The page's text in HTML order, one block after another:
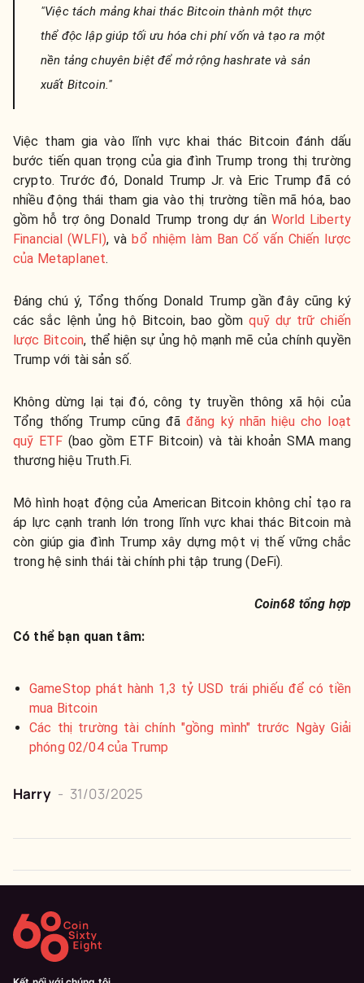
"Việc tách mảng khai thác Bitcoin thành một thực
thể độc lập giúp tối ưu hóa chi phí vốn và tạo ra một
nền tảng chuyên biệt để mở rộng hashrate và sản
xuất Bitcoin."
Việc tham gia vào lĩnh vực khai thác Bitcoin đánh dấu
bước tiến quan trọng của gia đình Trump trong thị trường
crypto. Trước đó, Donald Trump Jr. và Eric Trump đã có
nhiều động thái tham gia vào thị trường tiền mã hóa, bao
gồm hỗ trợ ông Donald Trump trong dự án World Liberty
Financial (WLFI), vàbổ nhiệm làm Ban Cố vấn Chiến lược
của Metaplanet.
Đáng chú ý, Tổng thống Donald Trump gần đây cũng ký
các sắc lệnh ủng hộ Bitcoin, bao gồmquỹ dự trữ chiến
lược Bitcoin, thể hiện sự ủng hộ mạnh mẽ của chính quyền
Trump với tài sản số.
Không dừng lại tại đó, công ty truyền thông xã hội của
Tổng thống Trump cũng đã đăng ký nhãn hiệu cho loạt
quỹ ETF (bao gồm ETF Bitcoin) và tài khoản SMA mang
thương hiệu Truth.Fi.
Mô hình hoạt động của American Bitcoin không chỉ tạo ra
áp lực cạnh tranh lớn trong lĩnh vực khai thác Bitcoin mà
còn giúp gia đình Trump xây dựng một vị thế vững chắc
trong hệ sinh thái tài chính phi tập trung (DeFi).
Coin68 tổng hợp
Có thể bạn quan tâm:
GameStop phát hành 1,3 tỷ USD trái phiếu để có tiền
mua Bitcoin
Các thị trường tài chính "gồng mình" trước Ngày Giải
phóng 02/04 của Trump
Harry - 31/03/2025